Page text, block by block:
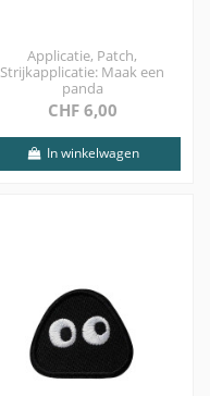
Applicatie, Patch,
Strijkapplicatie: Maak een
panda
CHF 6,00
In winkelwagen